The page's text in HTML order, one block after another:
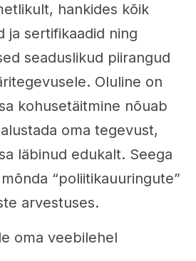
hankides kõik
ja sertifikaadid ning
seaduslikud piirangud
Oluline on
kohusetäitmine nõuab
oma tegevust,
läbinud edukalt. Seega
“poliitikauuringute”
arvestuses.
oma veebilehel